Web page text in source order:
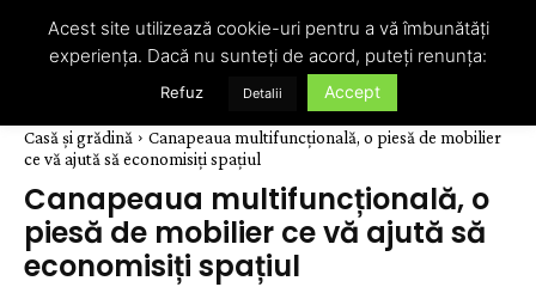
Casă și grădină
Canapeaua multifuncțională, o piesă de mobilier
ce vă ajută să economisiți spațiul
Canapeaua multifuncțională, o
piesă de mobilier ce vă ajută să
economisiți spațiul
Acest site utilizează cookie-uri pentru a vă îmbunătăți
experiența. Dacă nu sunteți de acord, puteți renunța:
Refuz Detalii Accept